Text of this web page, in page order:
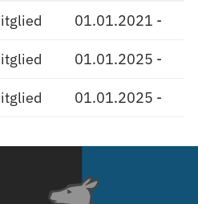
01.01.2021 -
01.01.2025 -
01.01.2025 -